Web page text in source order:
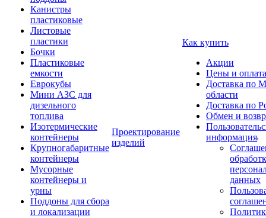
Канистры
пластиковые
Листовые
пластики
Бочки
Пластиковые
емкости
Еврокубы
Мини АЗС для
дизельного
топлива
Изотермические
контейнеры
Крупногабаритные
контейнеры
Мусорные
контейнеры и
урны
Поддоны для сбора
и локализации
Проектирование
изделий
Как купить
Акции
Цены и оплата
Доставка по
области
Доставка по
Обмен и
информация
данных